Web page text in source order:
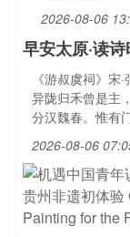
2026-08-06
早安太原·读
《游叔虞祠》宋
异陇归禾曾是主
分汉魏春。惟有
2026-08-06